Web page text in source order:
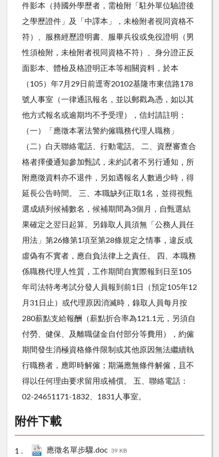
件影本（持國外學歷者，需檢附「駐外單位驗證後
之學歷證件」及「中譯本」，未檢附者視同資格不
符）、服務經歷證明書、服畢兵役或免役證明（男
性須檢附，未檢附者視同資格不符）、身分證正反
面影本、體檢及格證明正本等相關資料，於本
（105）年7月29日前逕寄20102基隆巿東信路178
號人事室（一律通訊報名，並以郵戳為憑，如以其
他方式報名或逾期均不予受理），信封請註明：
（一）「應徵本署法警約僱職務代理人職務」
（二）白天聯絡電話、行動電話。 二、資歷審查合
格者擇優通知參加甄試，未約試者不另行通知，所
附應徵資料亦不退件，另如遇報名人數過少時，得
延長公告時間。 三、本職缺列正取1名，並得視甄
選成績列候補數名，候補期間為3個月，自甄選結
果確定之翌日起算。另錄取人員須無「公務人員任
用法」第26條第1項至第28條規定之情事，違反或
虛偽有不實者，應自負法律上之責任。 四、本職務
係職務代理人性質，工作期間自實際報到日至105
年司法特考考試分發人員報到前1日（預定105年12
月31日止）或代理原因消滅時，錄取人員每月按
280薪點支給報酬（薪點折合率為121.1元，另須自
付勞、健保、及離職儲金自付部分等費用），約僱
期間發生消極資格條件限制或其他原因無法繼續執
行職務者，應即時解僱；期滿應無條件解僱，且不
得以任何理由要求留用或補償。 五、聯絡電話：
02-24651171-1832、1831人事室。
附件下載
應徵名單步驟.doc 39 KB